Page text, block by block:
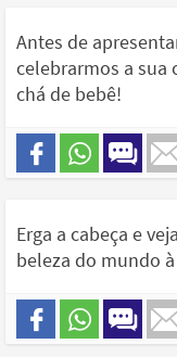
Antes de
celebrarmos a sua
chá de bebê!
Erga a cabeça e
beleza do mundo